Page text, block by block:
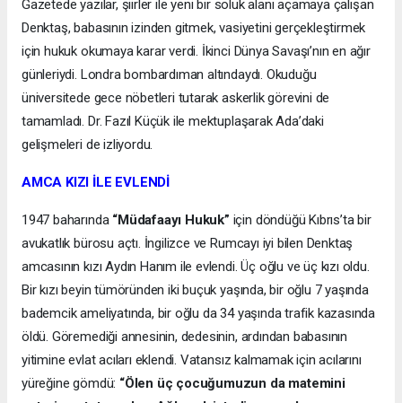
Gazetede yazılar, şiirler ile yeni bir soluk alanı açamaya çalışan
Denktaş, babasının izinden gitmek, vasiyetini gerçekleştirmek
için hukuk okumaya karar verdi. İkinci Dünya Savaşı’nın en ağır
günleriydi. Londra bombardıman altındaydı. Okuduğu
üniversitede gece nöbetleri tutarak askerlik görevini de
tamamladı. Dr. Fazıl Küçük ile mektuplaşarak Ada’daki
gelişmeleri de izliyordu.
AMCA KIZI İLE EVLENDİ
1947 baharında “Müdafaayı Hukuk” için döndüğü Kıbrıs’ta bir
avukatlık bürosu açtı. İngilizce ve Rumcayı iyi bilen Denktaş
amcasının kızı Aydın Hanım ile evlendi. Üç oğlu ve üç kızı oldu.
Bir kızı beyin tümöründen iki buçuk yaşında, bir oğlu 7 yaşında
bademcik ameliyatında, bir oğlu da 34 yaşında trafik kazasında
öldü. Göremediği annesinin, dedesinin, ardından babasının
yitimine evlat acıları eklendi. Vatansız kalmamak için acılarını
yüreğine gömdü: “Ölen üç çocuğumuzun da matemini